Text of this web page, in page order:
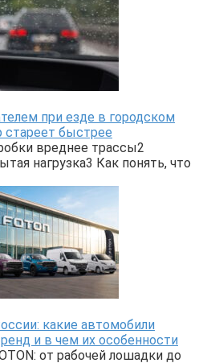
при езде в городском
быстрее
вреднее трассы2
нагрузка3 Как понять, что
какие автомобили
и в чем их особенности
от рабочей лошадки до